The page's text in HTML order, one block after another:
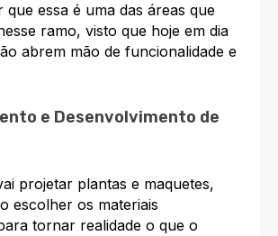
que essa é uma das áreas que
ramo, visto que hoje em dia
abrem mão de funcionalidade e
e Desenvolvimento de
projetar plantas e maquetes,
escolher os materiais
tornar realidade o que o